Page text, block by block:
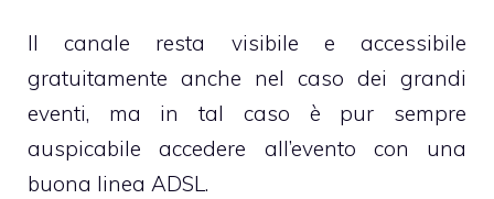
Il canale resta visibile e accessibile
gratuitamente anche nel caso dei grandi
eventi, ma in tal caso è pur sempre
auspicabile accedere all’evento con una
buona linea ADSL.